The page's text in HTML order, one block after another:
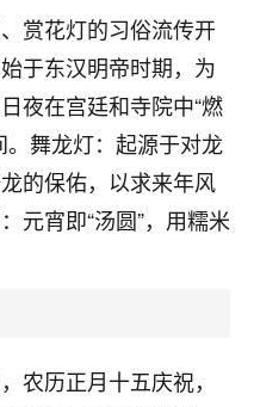
赏花灯的习俗流传开
于东汉明帝时期，为
夜在宫廷和寺院中“燃
。舞龙灯：起源于对龙
的保佑，以求来年风
元宵即“汤圆”，用糯米
农历正月十五庆祝，
书读了，身体心理都健健
啊！
16
机会，但同时竞争的我们
侥幸心理，没想到老师看
的按照老师建议，做了化
年前的人事调整，拖到年
谓，主要是底薪加了